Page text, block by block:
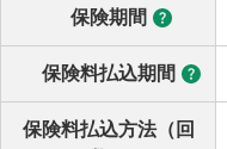
保険期間
保険料払込期間
保険料払込方法（回